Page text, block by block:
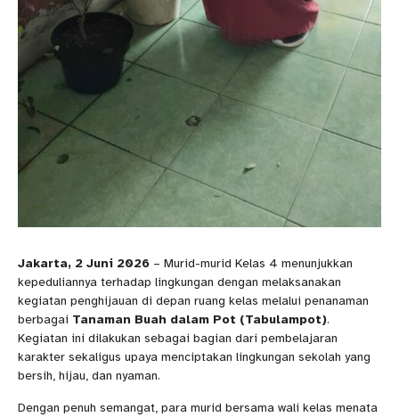
Jakarta, 2 Juni 2026 – Murid-murid Kelas 4 menunjukkan
kepeduliannya terhadap lingkungan dengan melaksanakan
kegiatan penghijauan di depan ruang kelas melalui penanaman
berbagai Tanaman Buah dalam Pot (Tabulampot).
Kegiatan ini dilakukan sebagai bagian dari pembelajaran
karakter sekaligus upaya menciptakan lingkungan sekolah yang
bersih, hijau, dan nyaman.
Dengan penuh semangat, para murid bersama wali kelas menata